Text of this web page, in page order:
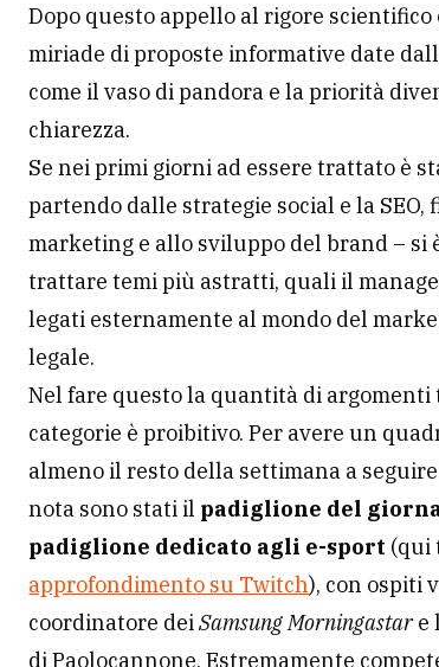
Dopo questo appello al rigore
miriade di proposte informative date
come il vaso di pandora e la priorità
chiarezza.
Se nei primi giorni ad essere trattato è
partendo dalle strategie social e la
marketing e allo sviluppo del brand – si
trattare temi più astratti, quali il
legati esternamente al mondo del
legale.
Nel fare questo la quantità di
categorie è proibitivo. Per avere un
almeno il resto della settimana a
nota sono stati il padiglione del
padiglione dedicato agli e-sport (qui
approfondimento su Twitch), con ospiti
coordinatore deiSamsung Morningastare
di Paolocannone. Estremamente